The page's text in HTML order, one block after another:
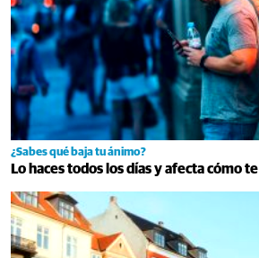
¿Sabes qué baja tu ánimo?
Lo haces todos los días y afecta cómo